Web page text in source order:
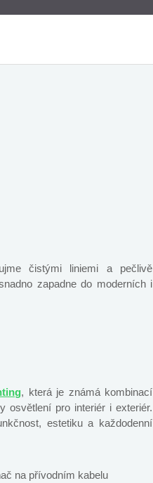
čistými liniemi a pečlivě
zapadne do moderních i
, která je známá kombinací
osvětlení pro interiér i exteriér.
estetiku a každodenní
na přívodním kabelu